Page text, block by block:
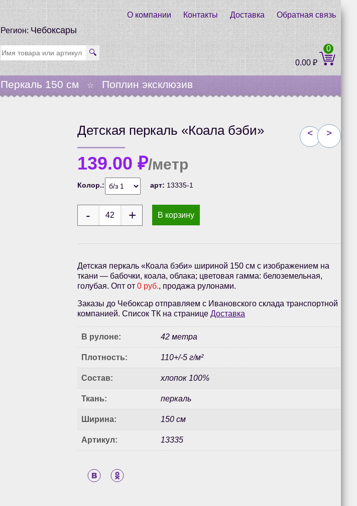
О компании Контакты Доставка
Обратная связь
Регион:Чебоксары
🔍
0.00₽
0
Перкаль 150 см ☆ Поплин эксклюзив
< >
Детская перкаль «Коала бэби»
139.00₽/метр
Колор.: арт: 13335-1
В корзину
Детская перкаль «Коала бэби» шириной 150 см с изображением на
ткани — бабочки, коала, облака; цветовая гамма: белоземельная,
голубая. Опт от0 руб., продажа рулонами.
Заказы до Чебоксар отправляем с Ивановского склада транспортной
компанией. Список ТК на страницеДоставка
В рулоне: 42 метра
Плотность: 110+/-5 г/м²
Состав: хлопок 100%
Ткань: перкаль
Ширина: 150 см
Артикул: 13335